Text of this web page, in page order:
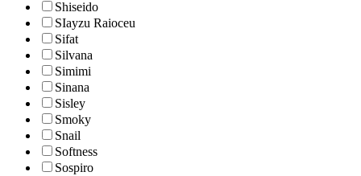
Shiseido
SIayzu Raioceu
Sifat
Silvana
Simimi
Sinana
Sisley
Smoky
Snail
Softness
Sospiro